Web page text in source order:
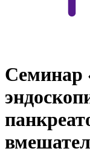
Семинар